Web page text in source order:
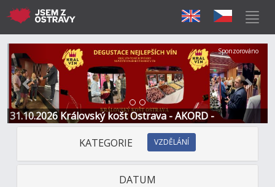
31.10.2026 Královský košt Ostrava - AKORD -
Restaurace a Hotel
Předchozí Další
Sponzorováno
KATEGORIE VZDĚLÁNÍ
DATUM